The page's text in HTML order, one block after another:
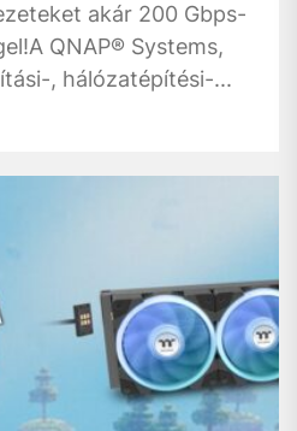
akár 200 Gbps-
QNAP® Systems,
, hálózatépítési-...